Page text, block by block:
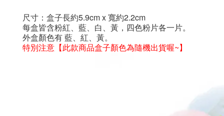
尺寸：盒子長約5.9cm x寬約2.2cm
每盒皆含粉紅、藍、白、黃，四色粉片各一片。
外盒顏色有 藍、紅、黃。
特別注意 【此款商品盒子顏色為隨機出貨喔~】